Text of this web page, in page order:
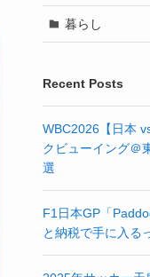
暮らし
Recent Posts
WBC2026【日本
クビューイング＠
選
F1日本GP「
と納税で手に入る